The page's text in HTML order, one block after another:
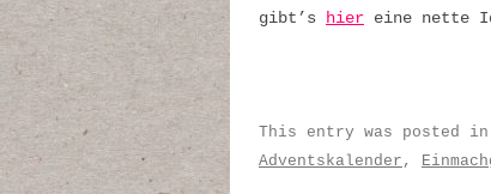
gibt’s
hier eine nette
This entry was posted in
Adventskalender ,